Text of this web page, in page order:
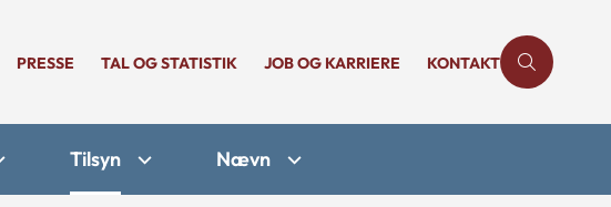
PRESSE TAL OG STATISTIK JOB OG KARRIERE KONTAKT
Tilsyn Nævn